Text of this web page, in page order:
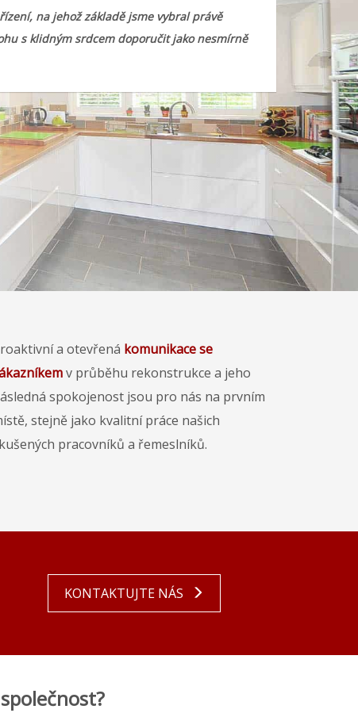
na jehož základě jsme vybral právě
s klidným srdcem doporučit jako nesmírně
pí Opočenská,
a otevřená komunikace se
v průběhu rekonstrukce a jeho
spokojenost jsou pro nás na prvním
stejně jako kvalitní práce našich
pracovníků a řemeslníků.
KONTAKTUJTE NÁS